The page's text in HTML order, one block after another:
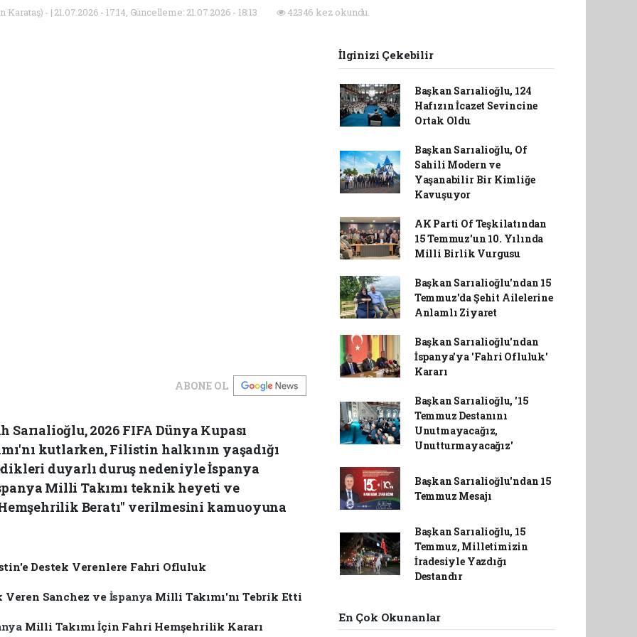
Karataş) - | 21.07.2026 - 17:14, Güncelleme: 21.07.2026 - 18:13 42346 kez okundu.
ABONE OL
Sarıalioğlu, 2026 FIFA Dünya Kupası
kutlarken, Filistin halkının yaşadığı
duyarlı duruş nedeniyle İspanya
Milli Takımı teknik heyeti ve
Beratı" verilmesini kamuoyuna
Destek Verenlere Fahri Ofluluk
Veren Sanchez ve İspanya Milli Takımı'nı Tebrik Etti
Milli Takımı İçin Fahri Hemşehrilik Kararı
İlginizi Çekebilir
Başkan Sarıalioğlu, 124
Hafızın İcazet Sevincine
Ortak Oldu
Başkan Sarıalioğlu, Of
Sahili Modern ve
Yaşanabilir Bir Kimliğe
Kavuşuyor
AK Parti Of Teşkilatından
15 Temmuz'un 10. Yılında
Milli Birlik Vurgusu
Başkan Sarıalioğlu'ndan 15
Temmuz'da Şehit Ailelerine
Anlamlı Ziyaret
Başkan Sarıalioğlu'ndan
İspanya'ya 'Fahri Ofluluk'
Kararı
Başkan Sarıalioğlu, '15
Temmuz Destanını
Unutmayacağız,
Unutturmayacağız'
Başkan Sarıalioğlu'ndan 15
Temmuz Mesajı
Başkan Sarıalioğlu, 15
Temmuz, Milletimizin
İradesiyle Yazdığı
Destandır
En Çok Okunanlar